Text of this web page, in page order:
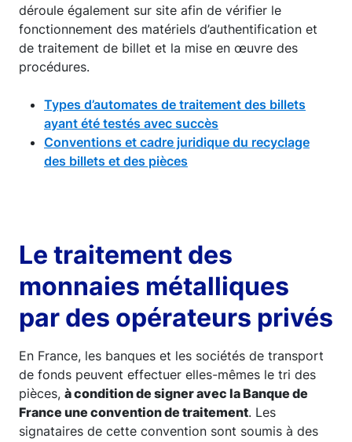
déroule également sur site afin de vérifier le
fonctionnement des matériels d’authentification et
de traitement de billet et la mise en œuvre des
procédures.
Types d’automates de traitement des billets
ayant été testés avec succès
Conventions et cadre juridique du recyclage
des billets et des pièces
Le traitement des
monnaies métalliques
par des opérateurs privés
En France, les banques et les sociétés de transport
de fonds peuvent effectuer elles-mêmes le tri des
pièces, à condition de signer avec la Banque de
France une convention de traitement. Les
signataires de cette convention sont soumis à des